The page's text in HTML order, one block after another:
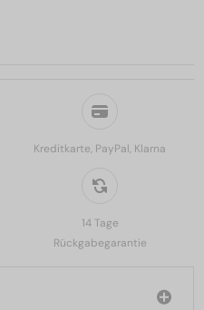
Kreditkarte, PayPal, Klarna
14 Tage
Rückgabegarantie